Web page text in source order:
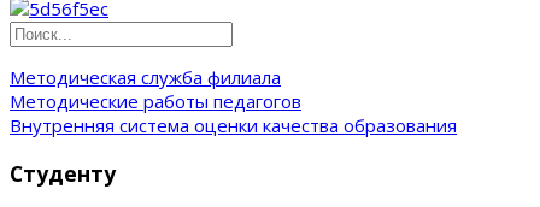
Методическая служба филиала
Методические работы педагогов
Внутренняя система оценки качества образования
Студенту